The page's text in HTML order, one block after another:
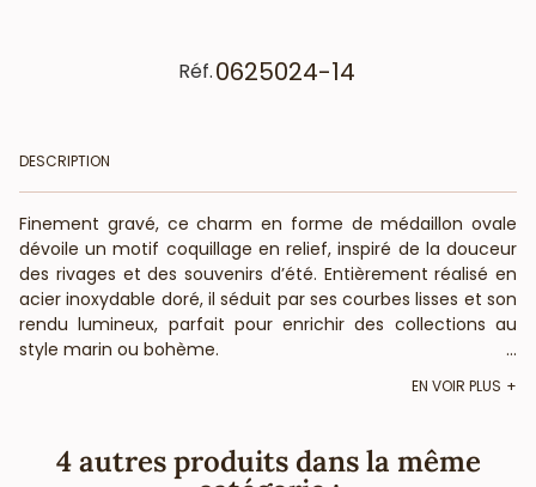
Réf.0625024-14
DESCRIPTION
Finement gravé, ce charm en forme de médaillon ovale
dévoile un motif coquillage en relief, inspiré de la douceur
des rivages et des souvenirs d’été. Entièrement réalisé en
acier inoxydable doré, il séduit par ses courbes lisses et son
rendu lumineux, parfait pour enrichir des collections au
style marin ou bohème.
résistant à l’eau et durable
- Gravure coquillage délicate sur médaillon lisse
...
EN VOIR PLUS
4 autres produits dans la même